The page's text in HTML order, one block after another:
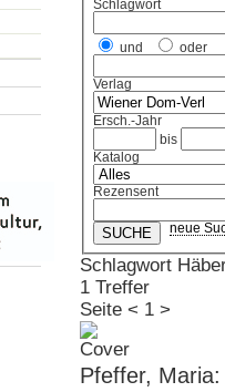
Schlagwort
und oder
Verlag
Ersch.-Jahr
bis
Katalog
Rezensent
neue
Schlagwort
1 Treffer
Seite < 1 >
Pfeffer,